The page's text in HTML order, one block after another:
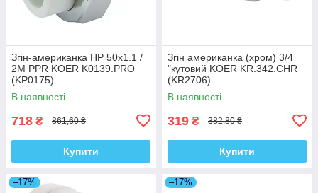
Згін-американка НР 50x1.1 /
2M PPR KOER K0139.PRO
(KP0175)
В наявності
718 ₴ 861,60 ₴
Купити
Згін американка (хром) 3/4
"кутовий KOER KR.342.CHR
(KR2706)
В наявності
319 ₴ 382,80 ₴
Купити
–17% –17%